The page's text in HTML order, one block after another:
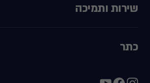
שירות ותמיכה
כתר